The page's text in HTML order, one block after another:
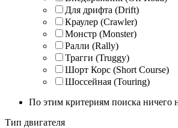
Для дрифта (Drift)
Краулер (Crawler)
Монстр (Monster)
Ралли (Rally)
Трагги (Truggy)
Шорт Корс (Short Course)
Шоссейная (Touring)
По этим критериям поиска ничего
Тип двигателя